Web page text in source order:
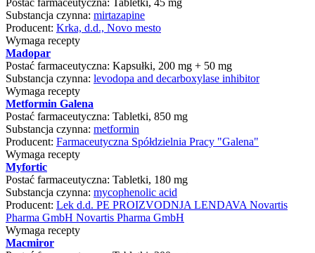
Substancja czynna: mirtazapine
Producent: Krka, d.d., Novo mesto
Wymaga recepty
Madopar
Postać farmaceutyczna: Kapsułki, 200 mg + 50 mg
Substancja czynna: levodopa and decarboxylase inhibitor
Wymaga recepty
Metformin Galena
Postać farmaceutyczna: Tabletki, 850 mg
Substancja czynna: metformin
Producent: Farmaceutyczna Spółdzielnia Pracy "Galena"
Wymaga recepty
Myfortic
Postać farmaceutyczna: Tabletki, 180 mg
Substancja czynna: mycophenolic acid
Producent: Lek d.d. PE PROIZVODNJA LENDAVA Novartis
Pharma GmbH Novartis Pharma GmbH
Wymaga recepty
Macmiror